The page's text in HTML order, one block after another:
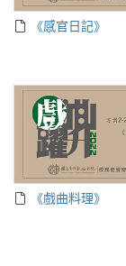
《感官日記》
《戲曲料理》